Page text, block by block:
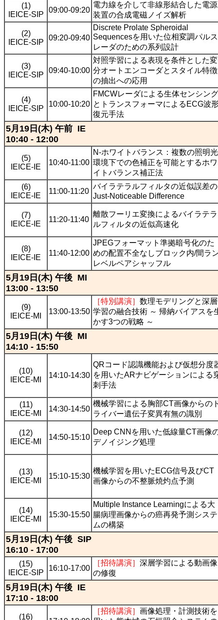
(1)
IEICE-SIP
09:00-09:20
電力線を介して非線形結合した電源
装置の合成電磁ノイズ解析
(2)
IEICE-SIP
09:20-09:40
Discrete Prolate Spheroidal
Sequencesを用いた位相変調パルス
レーダのための系列設計
(3)
IEICE-SIP
09:40-10:00
対照学習による表現を条件とした変
分オートエンコーダとスタイル特徴
の抽出への応用
(4)
IEICE-SIP
10:00-10:20
FMCWレーダによる生体センシング
とトランスフォーマによるECG波
復元手法
5月19日(木) 午前 IE
10:40 - 12:00
(5)
IEICE-IE
10:40-11:00
N-ホワイトバランス：複数の照明光
環境下での色補正を可能とするホワ
イトバランス補正法
(6)
IEICE-IE
11:00-11:20
バイラテラルフィルタの近似誤差の
Just-Noticeable Difference
(7)
IEICE-IE
11:20-11:40
離散フーリエ変換によるバイラテラ
ルフィルタの近似高速化
(8)
IEICE-IE
11:40-12:00
JPEGフォーマット準拠暗号化のた
めの配置不全なしブロック内/間ラ
レベルペアシャッフル
5月19日(木) 午後 MI
13:00 - 13:50
(9)
IEICE-MI
13:00-13:50
［特別講演］ 数理モデリングと深層
学習の融合技術 ～ 帰納バイアスを
かす3つの戦略 ～
5月19日(木) 午後 MI
14:10 - 15:50
(10)
IEICE-MI
14:10-14:30
QRコード認識機能および仮想分度
を用いたARナビゲーションによる
刺手法
(11)
IEICE-MI
14:30-14:50
機械学習による胸部CT画像からの
ライバー遺伝子変異有無の識別
(12)
IEICE-MI
14:50-15:10
Deep CNNを用いた低線量CT画像
デノイジング処理
(13)
IEICE-MI
15:10-15:30
機械学習を用いたECG信号及びCT
画像からの不整脈焼灼点予測
(14)
IEICE-MI
15:30-15:50
Multiple Instance Learningによる大
腸病理画像からの癌再発予測システ
ムの構築
5月19日(木) 午後 SIP
16:10 - 17:00
(15)
IEICE-SIP
16:10-17:00
［招待講演］ 深層学習による動画像
の修復
5月19日(木) 午後 IE
17:10 - 18:00
(16)
［招待講演］ 画像処理・計測技術を